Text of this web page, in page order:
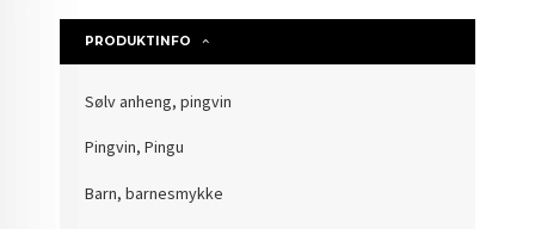
PRODUKTINFO
Sølv anheng, pingvin
Pingvin, Pingu
Barn, barnesmykke